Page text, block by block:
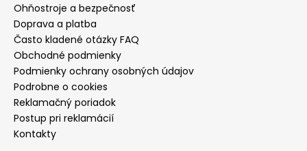
Ohňostroje a bezpečnosť
Doprava a platba
Často kladené otázky FAQ
Obchodné podmienky
Podmienky ochrany osobných údajov
Podrobne o cookies
Reklamačný poriadok
Postup pri reklamácií
Kontakty